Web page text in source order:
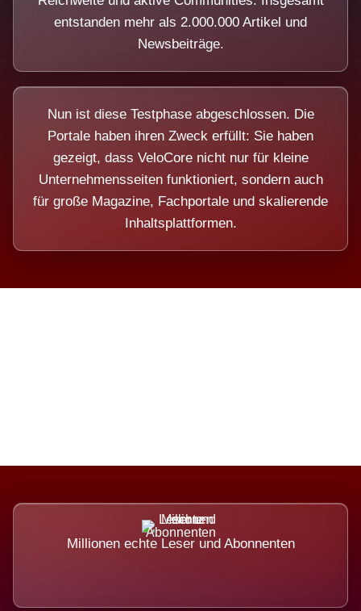
entstanden mehr als 2.000.000 Artikel und
Newsbeiträge.
Nun ist diese Testphase abgeschlossen. Die
Portale haben ihren Zweck erfüllt: Sie haben
gezeigt, dass VeloCore nicht nur für kleine
Unternehmensseiten funktioniert, sondern auch
für große Magazine, Fachportale und skalierende
Inhaltsplattformen.
Millionen echte Leser und Abonnenten